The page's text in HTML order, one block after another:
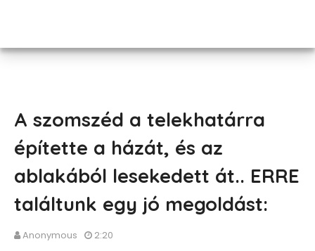
A szomszéd a telekhatárra
építette a házát, és az
ablakából lesekedett át.. ERRE
találtunk egy jó megoldást:
Anonymous 2:20